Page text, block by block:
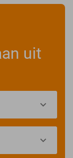
uit